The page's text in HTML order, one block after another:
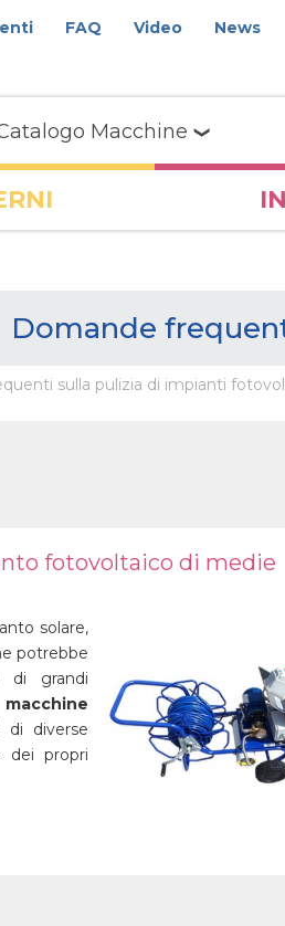
FAQ Video News
Macchine
Domande
sulla pulizia di impianti
fotovoltaico di medie
solare,
potrebbe
di grandi
macchine
di diverse
dei propri